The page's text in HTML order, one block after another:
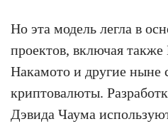
Но эта модель легла в
проектов, включая
Накамото и другие ныне
криптовалюты.
Дэвида Чаума